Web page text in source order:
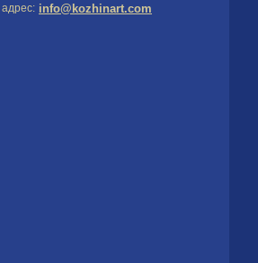
info@kozhinart.com